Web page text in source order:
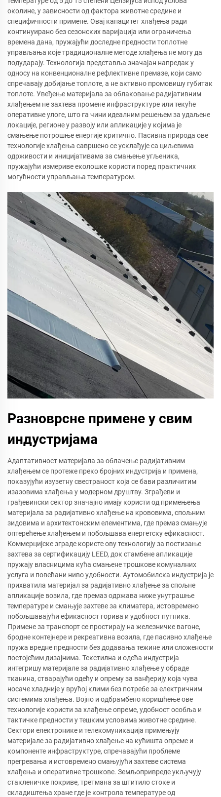
околине, у зависности од фактора животне средине и
специфичности примене. Овај капацитет хлађења ради
континуирано без сезонских варијација или ограничења
времена дана, пружајући доследне предности топлотне
управљања које традиционалне методе хлађења не могу да
подударају. Технологија представља значајан напредак у
односу на конвенционалне рефлективне премазе, који само
спречавају добијање топлоте, а не активно промовишу губитак
топлоте. Увеђење материјала за облаковање радијативним
хлађењем не захтева промене инфраструктуре или текуће
оперативне улоге, што га чини идеалним решењем за удаљене
локације, регионе у развоју или апликације у којима је
смањење потрошње енергије критично. Пасивна природа ове
технологије хлађења савршено се усклађује са циљевима
одрживости и иницијативама за смањење угљеника,
пружајући измериве еколошке користи поред практичних
могућности управљања температуром.
Разноврсне примене у свим
индустријама
Адаптативност материјала за облачење радијативним
хлађењем се протеже преко бројних индустрија и примена,
показујући изузетну свестраност која се бави различитим
изазовима хлађења у модерном друштву. Зграђеви и
грађевински сектор значајно имају користи од примењења
материјала за радијативно хлађење на крововима, спољним
зидовима и архитектонским елементима, где премаз смањује
оптерећење хлађењем и побољшава енергетску ефикасност.
Коммерцијске зграде користе ову технологију за постизање
захтева за сертификацију LEED, док стамбене апликације
пружају власницима кућа смањене трошкове комуналних
услуга и повећани ниво удобности. Аутомобилска индустрија је
прихватила материјал за радијативно хлађење за спољне
апликације возила, где премаз одржава ниже унутрашње
температуре и смањује захтеве за климатера, истовремено
побољшавајући ефикасност горива и удобност путника.
Примене за транспорт се простирају на железничке вагоне,
бродне контејнере и рекреативна возила, где пасивно хлађење
пружа вредне предности без додавања тежине или сложености
постојећим дизајнима. Текстилна и одећа индустрија
интегришу материјале за радијативно хлађење у обраде
тканина, стварајући одећу и опрему за ванђерију која чува
носаче хладније у врућој клими без потребе за електричним
системима хлађења. Војно и одбрамбено коришћење ове
технологије користи за хлађење опреме, удобност особља и
тактичке предности у тешким условима животне средине.
Сектори електронике и телекомуникација примењују
материјале за радијативно хлађење на кућишта опреме и
компоненте инфраструктуре, спречавајући проблеме
прегревања и истовремено смањујући захтеве система
хлађења и оперативне трошкове. Земљопривреде укључују
стакленичке покриве, третмана за штитило стоке и
складиштења хране где је контрола температуре од